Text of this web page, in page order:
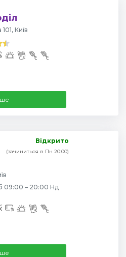
Київ
Відкрито
(зачиниться в Пн 20:00)
09:00 – 20:00 Нд